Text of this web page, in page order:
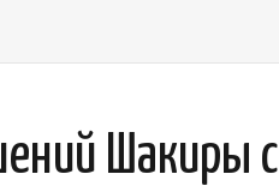
Шакиры с